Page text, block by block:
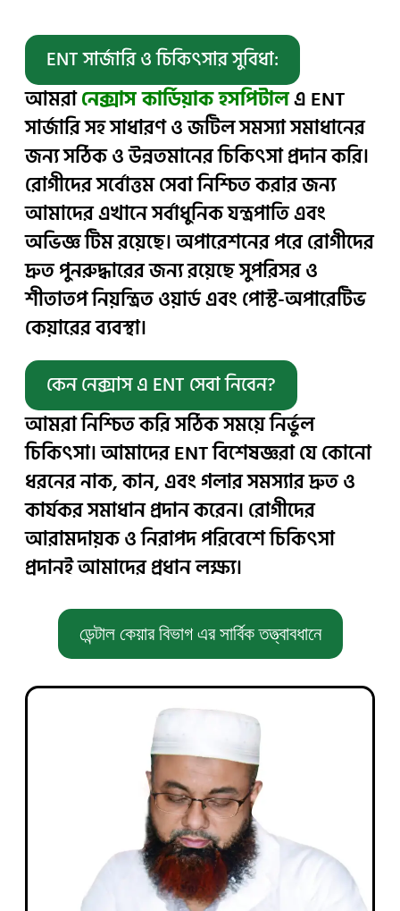
ENT সার্জারি ও চিকিৎসার সুবিধা:
আমরানেক্সাস কার্ডিয়াক হসপিটালএ ENT
সার্জারি সহ সাধারণ ও জটিল সমস্যা সমাধানের
জন্য সঠিক ও উন্নতমানের চিকিৎসা প্রদান করি।
রোগীদের সর্বোত্তম সেবা নিশ্চিত করার জন্য
আমাদের এখানে সর্বাধুনিক যন্ত্রপাতি এবং
অভিজ্ঞ টিম রয়েছে। অপারেশনের পরে রোগীদের
দ্রুত পুনরুদ্ধারের জন্য রয়েছে সুপরিসর ও
শীতাতপ নিয়ন্ত্রিত ওয়ার্ড এবং পোস্ট-অপারেটিভ
কেয়ারের ব্যবস্থা।
কেন নেক্সাস এ ENT সেবা নিবেন?
আমরা নিশ্চিত করি সঠিক সময়ে নির্ভুল
চিকিৎসা। আমাদের ENT বিশেষজ্ঞরা যে কোনো
ধরনের নাক, কান, এবং গলার সমস্যার দ্রুত ও
কার্যকর সমাধান প্রদান করেন। রোগীদের
আরামদায়ক ও নিরাপদ পরিবেশে চিকিৎসা
প্রদানই আমাদের প্রধান লক্ষ্য।
ডেন্টাল কেয়ার বিভাগ এর সার্বিক তত্ত্বাবধানে